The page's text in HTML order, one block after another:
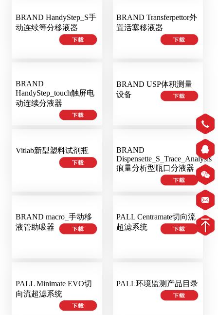
BRAND HandyStep_S手
动连续等分移液器
BRAND Transferpettor外
置活塞移液器
BRAND
HandyStep_touch触屏电
动连续分液器
BRAND USP体积测量
设备
Vitlab新型塑料试剂瓶
BRAND
Dispensette_S_Trace_Analysis
痕量分析型瓶口分液器
BRAND macro_手动移
液管助吸器
PALL Centramate切向流
超滤系统
PALL Minimate EVO切
向流超滤系统
PALL环境监测产品目录